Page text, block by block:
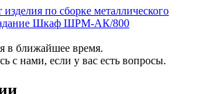
по сборке металлического
Шкаф ШРМ-АК/800
в ближайшее время.
с нами, если у вас есть вопросы.